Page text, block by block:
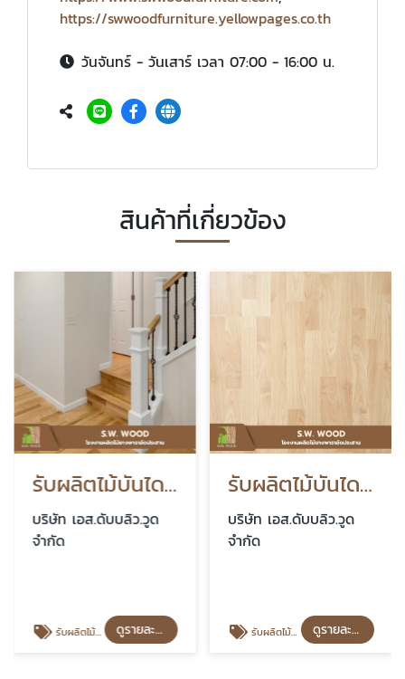
https://swwoodfurniture.yellowpages.co.th
วันจันทร์ - วันเสาร์ เวลา 07:00 - 16:00 น.
สินค้าที่เกี่ยวข้อง
รับผลิตไม้บันไดไม้ยางพารา ราคาโรงงาน
บริษัท เอส.ดับบลิว.วูด
จำกัด
รับผลิตไม้บันไดไม้ยางพารา ราคาโรงงาน ดูรายละเอียด
รับผลิตไม้บันไดสำเร็จรูป
บริษัท เอส.ดับบลิว.วูด
จำกัด
รับผลิตไม้บันไดสำเร็จรูป ดูรายละเอียด